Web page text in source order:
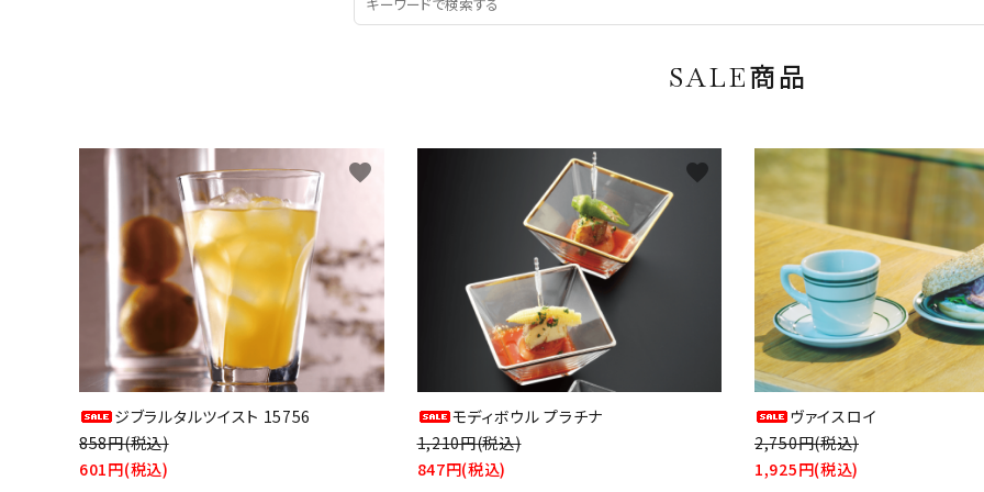
SALE商品
ジブラルタルツイスト 15756
858円(税込)
601円(税込)
favorite
モディボウル プラチナ
1,210円(税込)
847円(税込)
favorite
ヴァイスロイ
2,750円(税込)
1,925円(税込)